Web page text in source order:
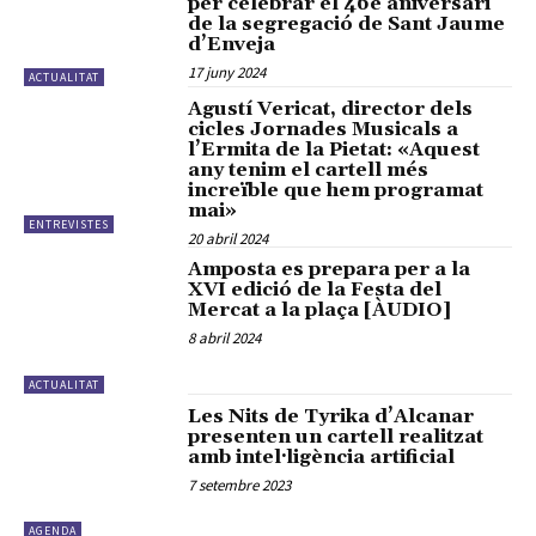
ACTUALITAT
de la segregació de Sant Jaume
d’Enveja
17 juny 2024
ENTREVISTES
Agustí Vericat, director dels
cicles Jornades Musicals a
l’Ermita de la Pietat: «Aquest
any tenim el cartell més
increïble que hem programat
mai»
20 abril 2024
ACTUALITAT
Amposta es prepara per a la
XVI edició de la Festa del
Mercat a la plaça [ÀUDIO]
8 abril 2024
AGENDA
Les Nits de Tyrika d’Alcanar
presenten un cartell realitzat
amb intel·ligència artificial
7 setembre 2023